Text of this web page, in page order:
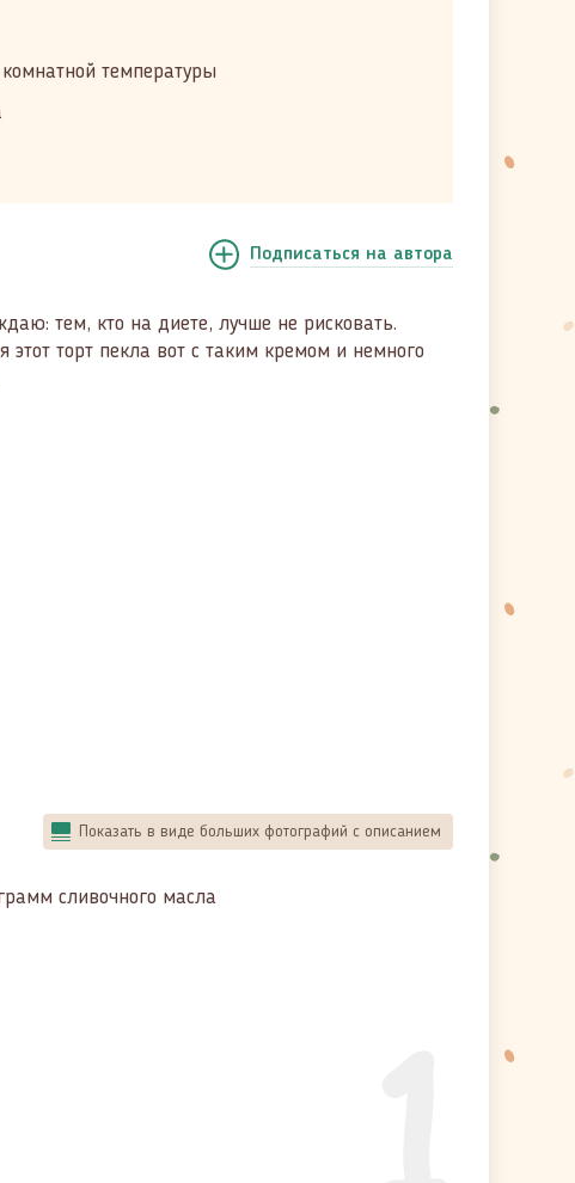
температуры
Подписаться на автора
тем, кто на диете, лучше не рисковать.
этот торт пекла вот с таким кремом и немного
Показать в виде больших фотографий с описанием
сливочного масла